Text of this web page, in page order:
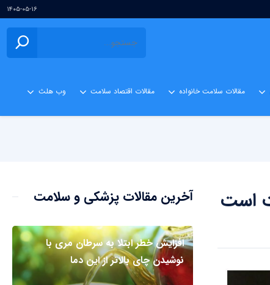
۱۴۰۵-۰۵-۱۶
مقالات سلامت خانواده مقالات اقتصاد سلامت وب هلث
آخرین مقالات پزشکی و سلامت
افزایش خطر ابتلا به سرطان مری با
نوشیدن چای بالاتر از این دما